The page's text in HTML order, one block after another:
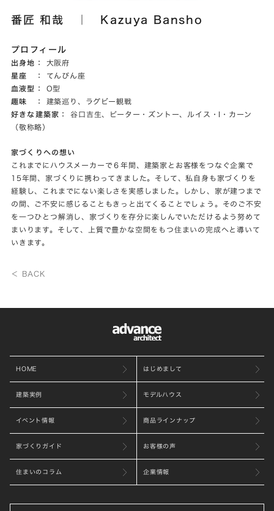
番匠 和哉 ｜ Kazuya Bansho
プロフィール
出身地：
大阪府
星座 ：
てんびん座
血液型：
O型
趣味 ：
建築巡り、ラグビー観戦
好きな建築家：
谷口吉生、ピーター・ズントー、ルイス・I・カーン
（敬称略）
家づくりへの想い
これまでにハウスメーカーで６年間、建築家とお客様をつなぐ企業で
15年間、家づくりに携わってきました。そして、私自身も家づくりを
経験し、これまでにない楽しさを実感しました。しかし、家が建つまで
の間、ご不安に感じることもきっと出てくることでしょう。そのご不安
を一つひとつ解消し、家づくりを存分に楽しんでいただけるよう努めて
まいります。そして、上質で豊かな空間をもつ住まいの完成へと導いて
いきます。
＜ BACK
HOME はじめまして
建築実例 モデルハウス
イベント情報 商品ラインナップ
家づくりガイド お客様の声
住まいのコラム 企業情報